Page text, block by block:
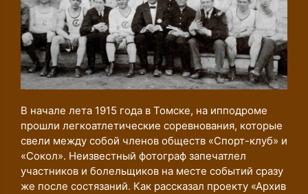
В начале лета 1915 года в Томске, на ипподроме
прошли легкоатлетические соревнования, которые
свели между собой членов обществ «Спорт-клуб» и
«Сокол». Неизвестный фотограф запечатлел
участников и болельщиков на месте событий сразу
же после состязаний. Как рассказал проекту «Архив